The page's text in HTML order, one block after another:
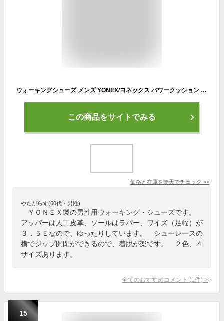
ウォーキングシューズ メンズ YONEX/ヨネックス パワークッション SHW-MC21N コンフォートシューズ 靴 ファスナー レースアップ 幅広 3.5E 軽量 快適 歩きやすい 脱ぎやすい 履きやすい 散歩 旅行 男性 紳士 SHWMC21N
この商品をサイトでみる
価格と在庫を楽天でチェック >>
やたがらす(60代・男性)
ＹＯＮＥＸ製の男性用ウォーキング・シューズです。
アッパーは人工皮革、ソールはラバー、ワイズ（足幅）が
３．５Ｅなので、ゆったりしています。 シューレースの
横でジップ開閉ができるので、着脱が楽です。 ２色、４
サイズあります。
全てのおすすめコメント (1 件) >
15